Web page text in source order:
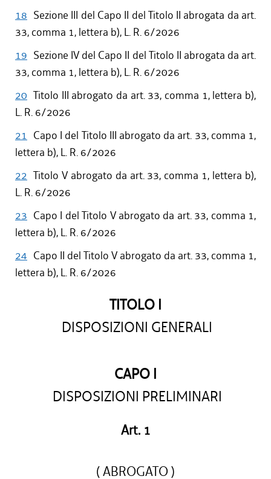
18 Sezione III del Capo II del Titolo II abrogata da art.
33, comma 1, lettera b), L. R. 6/2026
19 Sezione IV del Capo II del Titolo II abrogata da art.
33, comma 1, lettera b), L. R. 6/2026
20 Titolo III abrogato da art. 33, comma 1, lettera b),
L. R. 6/2026
21 Capo I del Titolo III abrogato da art. 33, comma 1,
lettera b), L. R. 6/2026
22 Titolo V abrogato da art. 33, comma 1, lettera b),
L. R. 6/2026
23 Capo I del Titolo V abrogato da art. 33, comma 1,
lettera b), L. R. 6/2026
24 Capo II del Titolo V abrogato da art. 33, comma 1,
lettera b), L. R. 6/2026
TITOLO I
DISPOSIZIONI GENERALI
CAPO I
DISPOSIZIONI PRELIMINARI
Art. 1
( ABROGATO )